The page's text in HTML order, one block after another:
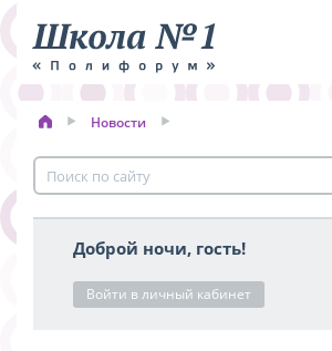
Новости
Доброй ночи, гость!
Войти в личный кабинет